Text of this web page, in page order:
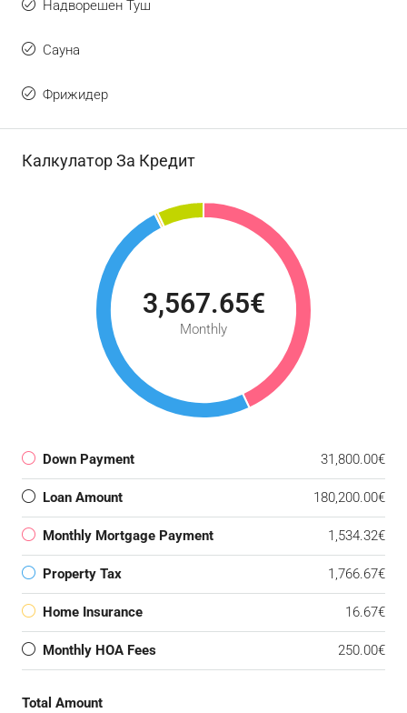
Надворешен Туш
Сауна
Фрижидер
Калкулатор За Кредит
3,567.65€
Monthly
Down Payment 31,800.00€
Loan Amount 180,200.00€
Monthly Mortgage Payment 1,534.32€
Property Tax 1,766.67€
Home Insurance 16.67€
Monthly HOA Fees 250.00€
Total Amount